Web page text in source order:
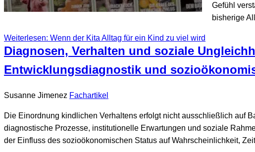
Gefühl
bisherige
Weiterlesen: Wenn der Kita Alltag für ein Kind zu viel wird
Diagnosen, Verhalten und soziale
Entwicklungsdiagnostik und
Susanne Jimenez Fachartikel
Die Einordnung kindlichen Verhaltens erfolgt nicht ausschließlich auf
diagnostische Prozesse, institutionelle Erwartungen und soziale
der Einfluss des sozioökonomischen Status auf Wahrscheinlichkeit,